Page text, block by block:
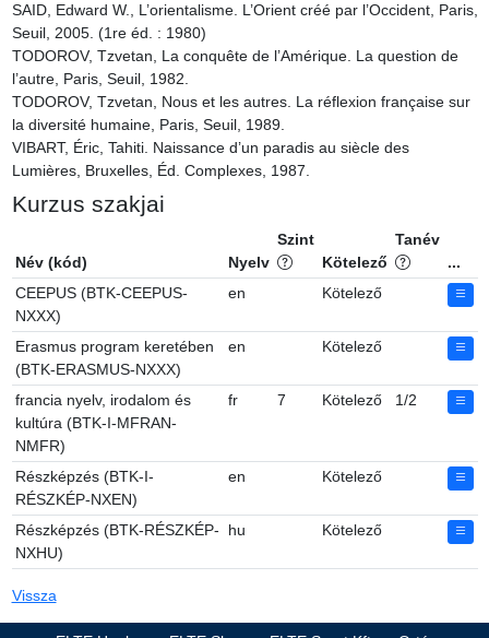
SAID, Edward W., L’orientalisme. L’Orient créé par l’Occident, Paris,
Seuil, 2005. (1re éd. : 1980)
TODOROV, Tzvetan, La conquête de l’Amérique. La question de
l’autre, Paris, Seuil, 1982.
TODOROV, Tzvetan, Nous et les autres. La réflexion française sur
la diversité humaine, Paris, Seuil, 1989.
VIBART, Éric, Tahiti. Naissance d’un paradis au siècle des
Lumières, Bruxelles, Éd. Complexes, 1987.
Kurzus szakjai
Név (kód) Nyelv
Szint
Kötelező
Tanév
...
CEEPUS (BTK-CEEPUS-
NXXX)
en Kötelező
Erasmus program keretében
(BTK-ERASMUS-NXXX)
en Kötelező
francia nyelv, irodalom és
kultúra (BTK-I-MFRAN-
NMFR)
fr 7 Kötelező 1/2
Részképzés (BTK-I-
RÉSZKÉP-NXEN)
en Kötelező
Részképzés (BTK-RÉSZKÉP-
NXHU)
hu Kötelező
Vissza